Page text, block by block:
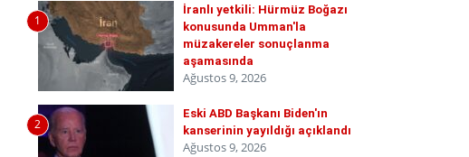
1
İranlı yetkili: Hürmüz Boğazı
konusunda Umman'la
müzakereler sonuçlanma
aşamasında
Ağustos 9, 2026
2
Eski ABD Başkanı Biden'ın
kanserinin yayıldığı açıklandı
Ağustos 9, 2026